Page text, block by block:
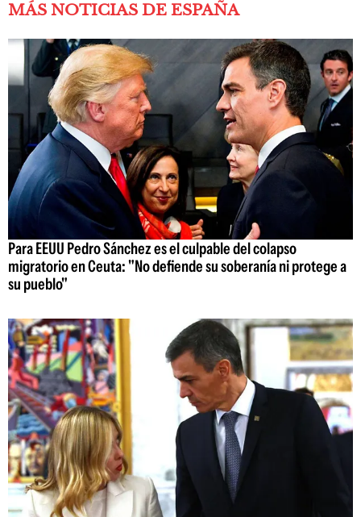
MÁS NOTICIAS DE ESPAÑA
Para EEUU Pedro Sánchez es el culpable del colapso
migratorio en Ceuta: "No defiende su soberanía ni protege a
su pueblo"